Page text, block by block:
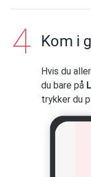
Kom i
Hvis du
du bare på
trykker du